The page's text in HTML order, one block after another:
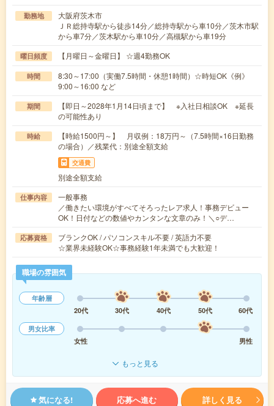
勤務地
大阪府茨木市
ＪＲ総持寺駅から徒歩14分／総持寺駅から車10分／茨木市駅
から車7分／茨木駅から車10分／高槻駅から車19分
曜日頻度 【月曜日～金曜日】 ☆週4勤務OK
時間
8:30～17:00（実働7.5時間・休憩1時間）☆時短OK《例》
9:00～16:00 など
期間
【即日～2028年1月14日頃まで】 ※入社日相談OK ※延長
の可能性あり
時給
【時給1500円～】 月収例：18万円～（7.5時間×16日勤務
の場合）／残業代：別途全額支給
交通費
別途全額支給
仕事内容
一般事務
／働きたい環境がすべてそろったレア求人！事務デビュー
OK！日付などの数値やカンタンな文章のみ！＼○デ…
応募資格
ブランクOK / パソコンスキル不要 / 英語力不要
☆業界未経験OK☆事務経験1年未満でも大歓迎！
職場の雰囲気
年齢層
20代
30代 40代 50代
60代
男女比率
女性
男性
もっと見る
気になる! 応募へ進む 詳しく見る